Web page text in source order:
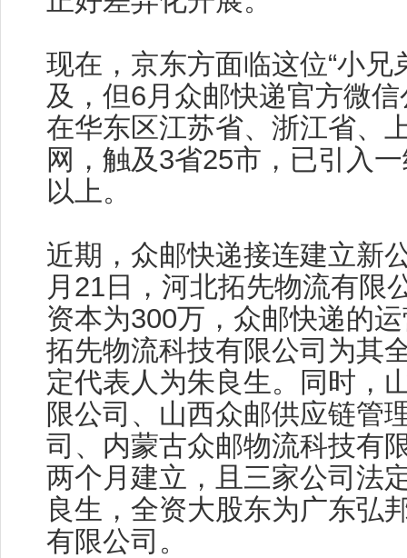
现在，京东方面临这位“小兄
及，但6月众邮快递官方微
在华东区江苏省、浙江省、
网，触及3省25市，已引入
以上。
近期，众邮快递接连建立新
月21日，河北拓先物流有限
资本为300万，众邮快递的
拓先物流科技有限公司为其
定代表人为朱良生。同时，
限公司、山西众邮供应链管
司、内蒙古众邮物流科技有
两个月建立，且三家公司法
良生，全资大股东为广东弘
有限公司。